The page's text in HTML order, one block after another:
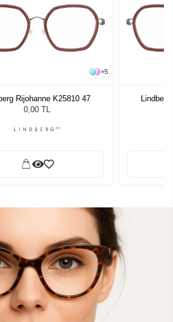
+5
Rijohanne K25810 47
0,00 TL